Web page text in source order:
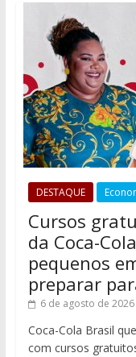
DESTAQUE
Cursos
da Coca-
pequenos
preparar
6 de agosto de 2026
Coca-Cola Brasil
com cursos